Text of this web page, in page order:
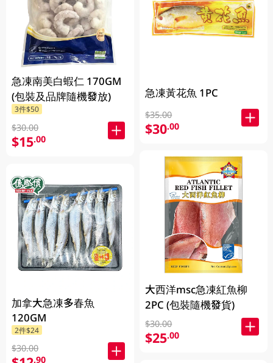
急凍南美白蝦仁 170GM
(包裝及品牌隨機發放)
3件$50
$30.00
$15.00
加拿大急凍多春魚
120GM
2件$24
$30.00
.90
急凍黃花魚 1PC
$35.00
$30.00
大西洋msc急凍紅魚柳
2PC (包裝隨機發貨)
$30.00
$25.00